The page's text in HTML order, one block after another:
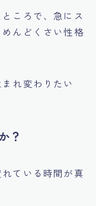
ころで、急にス
んどくさい性格
れ変わりたい
？
ている時間が真